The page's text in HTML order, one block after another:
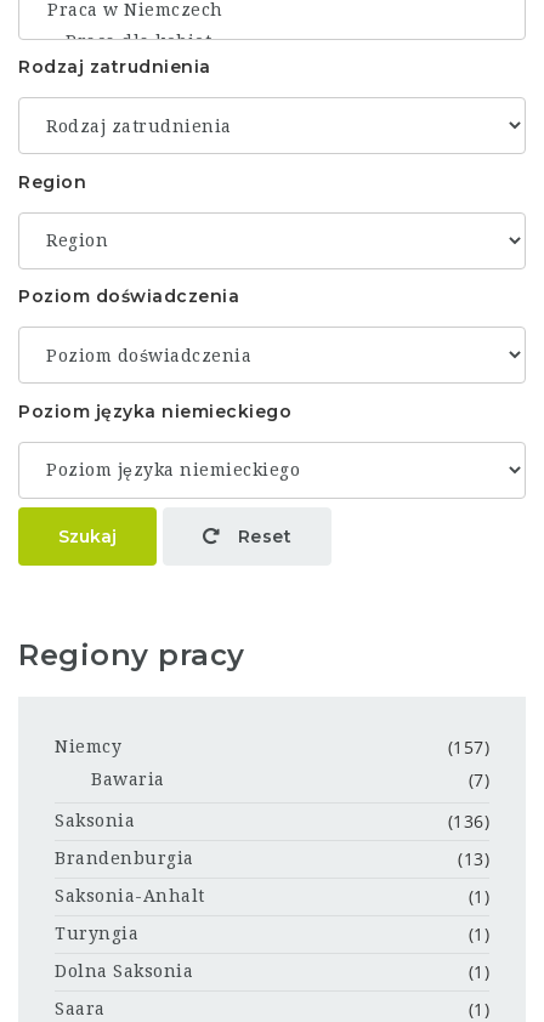
Rodzaj zatrudnienia
Region
Poziom doświadczenia
Poziom języka niemieckiego
Szukaj Reset
Regiony pracy
Niemcy (157)
Bawaria (7)
Saksonia (136)
Brandenburgia (13)
Saksonia-Anhalt (1)
Turyngia (1)
Dolna Saksonia (1)
Saara (1)